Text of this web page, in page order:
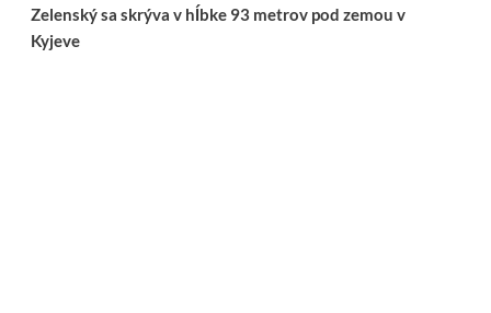
Zelenský sa skrýva v hĺbke 93 metrov pod zemou v
Kyjeve